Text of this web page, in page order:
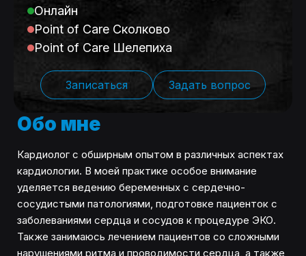
Онлайн
Point of Care Сколково
Point of Care Шелепиха
Записаться Задать вопрос
Обо мне
Кардиолог с обширным опытом в различных аспектах
кардиологии. В моей практике особое внимание
уделяется ведению беременных с сердечно-
сосудистыми патологиями, подготовке пациенток с
заболеваниями сердца и сосудов к процедуре ЭКО.
Также занимаюсь лечением пациентов со сложными
нарушениями ритма и проводимости сердца, а также